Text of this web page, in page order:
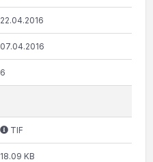
22.04.2016
07.04.2016
6
TIF
18.09 KB